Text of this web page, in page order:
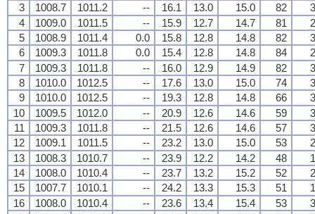
3
1008.7 1011.2 -- 16.1 13.0 15.0 82
4
1009.0 1011.5 -- 15.9 12.7 14.7 81
5
1008.9 1011.4 0.0 15.8 12.8 14.8 82
6
1009.3 1011.8 0.0 15.4 12.8 14.8 84
7
1009.3 1011.8 -- 16.0 12.9 14.9 82
8
1010.0 1012.5 -- 17.6 13.0 15.0 74
9
1010.0 1012.5 -- 19.3 12.8 14.8 66
10
1009.5 1012.0 -- 20.9 12.6 14.6 59
11
1009.3 1011.8 -- 21.5 12.6 14.6 57
12
1009.1 1011.5 -- 23.2 13.0 15.0 53
13
1008.3 1010.7 -- 23.9 12.2 14.2 48
14
1008.0 1010.4 -- 23.7 13.2 15.2 52
15
1007.7 1010.1 -- 24.2 13.3 15.3 51
16
1008.0 1010.4 -- 23.6 13.4 15.4 53
3
1008.7 1011.2 -- 16.1 13.0 15.0 82
4
1009.0 1011.5 -- 15.9 12.7 14.7 81
5
1008.9 1011.4 0.0 15.8 12.8 14.8 82
6
1009.3 1011.8 0.0 15.4 12.8 14.8 84
7
1009.3 1011.8 -- 16.0 12.9 14.9 82
8
1010.0 1012.5 -- 17.6 13.0 15.0 74
9
1010.0 1012.5 -- 19.3 12.8 14.8 66
10
1009.5 1012.0 -- 20.9 12.6 14.6 59
11
1009.3 1011.8 -- 21.5 12.6 14.6 57
12
1009.1 1011.5 -- 23.2 13.0 15.0 53
13
1008.3 1010.7 -- 23.9 12.2 14.2 48
14
1008.0 1010.4 -- 23.7 13.2 15.2 52
15
1007.7 1010.1 -- 24.2 13.3 15.3 51
16
1008.0 1010.4 -- 23.6 13.4 15.4 53
3
1008.7 1011.2 -- 16.1 13.0 15.0 82
4
1009.0 1011.5 -- 15.9 12.7 14.7 81
5
1008.9 1011.4 0.0 15.8 12.8 14.8 82
6
1009.3 1011.8 0.0 15.4 12.8 14.8 84
7
1009.3 1011.8 -- 16.0 12.9 14.9 82
8
1010.0 1012.5 -- 17.6 13.0 15.0 74
9
1010.0 1012.5 -- 19.3 12.8 14.8 66
10
1009.5 1012.0 -- 20.9 12.6 14.6 59
11
1009.3 1011.8 -- 21.5 12.6 14.6 57
12
1009.1 1011.5 -- 23.2 13.0 15.0 53
13
1008.3 1010.7 -- 23.9 12.2 14.2 48
14
1008.0 1010.4 -- 23.7 13.2 15.2 52
15
1007.7 1010.1 -- 24.2 13.3 15.3 51
16
1008.0 1010.4 -- 23.6 13.4 15.4 53
3
1008.7 1011.2 -- 16.1 13.0 15.0 82
4
1009.0 1011.5 -- 15.9 12.7 14.7 81
5
1008.9 1011.4 0.0 15.8 12.8 14.8 82
6
1009.3 1011.8 0.0 15.4 12.8 14.8 84
7
1009.3 1011.8 -- 16.0 12.9 14.9 82
8
1010.0 1012.5 -- 17.6 13.0 15.0 74
9
1010.0 1012.5 -- 19.3 12.8 14.8 66
10
1009.5 1012.0 -- 20.9 12.6 14.6 59
11
1009.3 1011.8 -- 21.5 12.6 14.6 57
12
1009.1 1011.5 -- 23.2 13.0 15.0 53
13
1008.3 1010.7 -- 23.9 12.2 14.2 48
14
1008.0 1010.4 -- 23.7 13.2 15.2 52
15
1007.7 1010.1 -- 24.2 13.3 15.3 51
16
1008.0 1010.4 -- 23.6 13.4 15.4 53